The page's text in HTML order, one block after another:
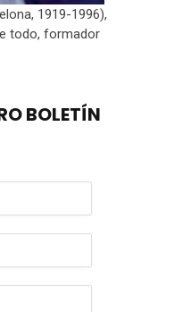
1919-1996),
todo, formador
BOLETÍN